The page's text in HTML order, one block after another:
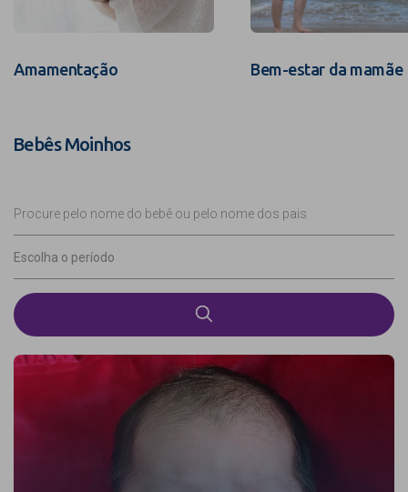
Amamentação Bem-estar da mamãe
Bebês Moinhos
Procure pelo nome do bebê ou pelo nome dos pais
Escolha o período